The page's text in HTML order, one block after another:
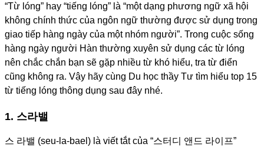
“Từ lóng” hay “tiếng lóng” là “một dạng phương ngữ xã hội
không chính thức của ngôn ngữ thường được sử dụng trong
giao tiếp hàng ngày của một nhóm người”. Trong cuộc sống
hàng ngày người Hàn thường xuyên sử dụng các từ lóng
nên chắc chắn bạn sẽ gặp nhiều từ khó hiểu, tra từ điển
cũng không ra. Vậy hãy cùng Du học thầy Tư tìm hiểu top 15
từ tiếng lóng thông dụng sau đây nhé.
1. 스라밸
스 라밸 (seu-la-bael) là viết tắt của “스터디 앤드 라이프”